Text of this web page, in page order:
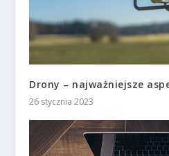
Drony – najważniejsze
26 stycznia 2023